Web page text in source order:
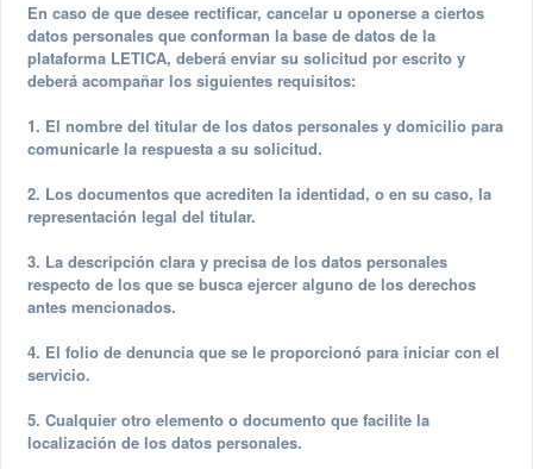
En caso de que desee rectificar, cancelar u oponerse a ciertos
datos personales que conforman la base de datos de la
plataforma LETICA, deberá enviar su solicitud por escrito y
deberá acompañar los siguientes requisitos:
1. El nombre del titular de los datos personales y domicilio para
comunicarle la respuesta a su solicitud.
2. Los documentos que acrediten la identidad, o en su caso, la
representación legal del titular.
3. La descripción clara y precisa de los datos personales
respecto de los que se busca ejercer alguno de los derechos
antes mencionados.
4. El folio de denuncia que se le proporcionó para iniciar con el
servicio.
5. Cualquier otro elemento o documento que facilite la
localización de los datos personales.